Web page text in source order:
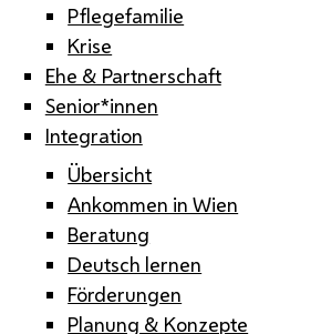
Pflegefamilie
Krise
Ehe & Partnerschaft
Senior*innen
Integration
Übersicht
Ankommen in Wien
Beratung
Deutsch lernen
Förderungen
Planung & Konzepte